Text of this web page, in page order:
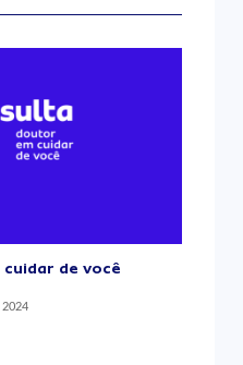
de você
2024